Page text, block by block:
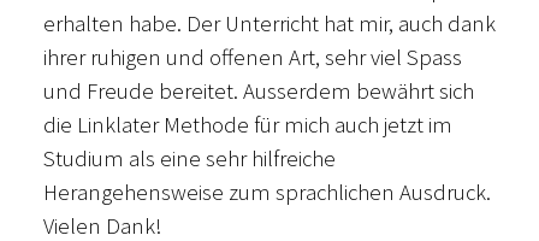
erhalten habe. Der Unterricht hat mir, auch dank
ihrer ruhigen und offenen Art, sehr viel Spass
und Freude bereitet. Ausserdem bewährt sich
die Linklater Methode für mich auch jetzt im
Studium als eine sehr hilfreiche
Herangehensweise zum sprachlichen Ausdruck.
Vielen Dank!